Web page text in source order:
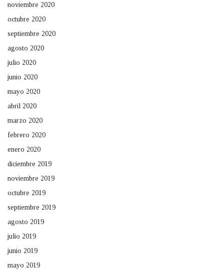
noviembre 2020
octubre 2020
septiembre 2020
agosto 2020
julio 2020
junio 2020
mayo 2020
abril 2020
marzo 2020
febrero 2020
enero 2020
diciembre 2019
noviembre 2019
octubre 2019
septiembre 2019
agosto 2019
julio 2019
junio 2019
mayo 2019